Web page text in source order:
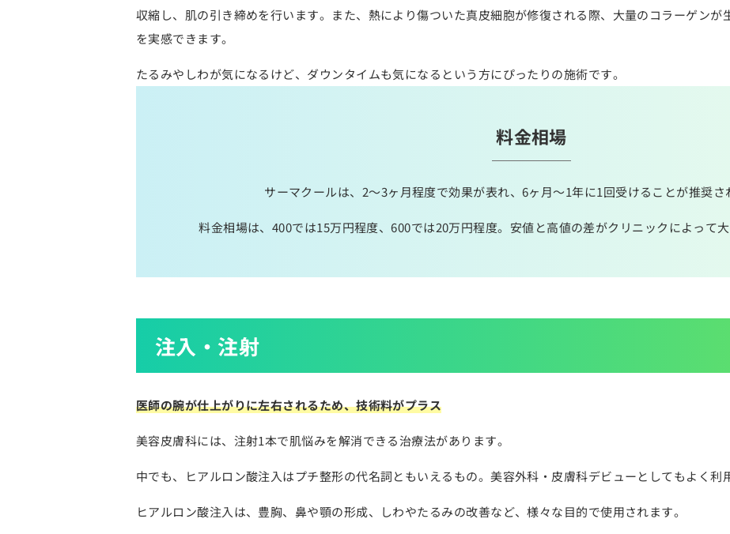
収縮し、肌の引き締めを行います。また、熱により傷ついた真皮細胞が修復される際、大量のコラーゲンが
を実感できます。
たるみやしわが気になるけど、ダウンタイムも気になるという方にぴったりの施術です。
料金相場
サーマクールは、2～3ヶ月程度で効果が表れ、6ヶ月～1年に1回受けることが推奨さ
料金相場は、400では15万円程度、600では20万円程度。安値と高値の差がクリニックによって大
注入・注射
医師の腕が仕上がりに左右されるため、技術料がプラス
美容皮膚科には、注射1本で肌悩みを解消できる治療法があります。
中でも、ヒアルロン酸注入はプチ整形の代名詞ともいえるもの。美容外科・皮膚科デビューとしてもよく利
ヒアルロン酸注入は、豊胸、鼻や顎の形成、しわやたるみの改善など、様々な目的で使用されます。